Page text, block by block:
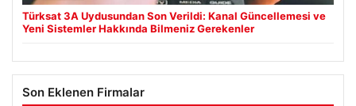
Türksat 3A Uydusundan Son Verildi: Kanal Güncellemesi ve
Yeni Sistemler Hakkında Bilmeniz Gerekenler
Son Eklenen Firmalar